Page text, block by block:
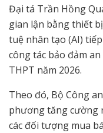
Đại tá Trần Hồng
gian lận bằng thiết
tuệ nhân tạo (AI)
công tác bảo đảm
THPT năm 2026.
Theo đó, Bộ Công
phương tăng cường
các đối tượng mua